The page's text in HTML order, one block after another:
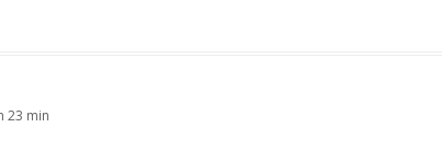
23 min